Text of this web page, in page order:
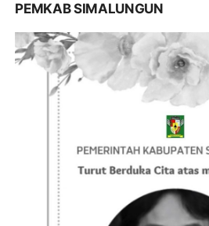
PEMKAB SIMALUNGUN